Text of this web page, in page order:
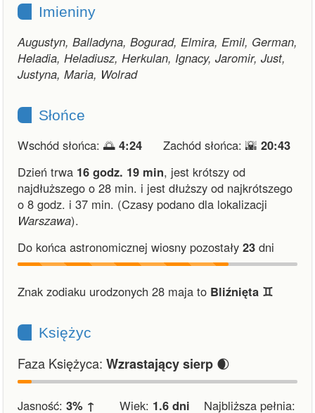
Imieniny
Augustyn, Balladyna, Bogurad, Elmira, Emil, German,
Heladia, Heladiusz, Herkulan, Ignacy, Jaromir, Just,
Justyna, Maria, Wolrad
Słońce
Wschód słońca: 🌅 4:24 Zachód słońca: 🌇 20:43
Dzień trwa 16 godz. 19 min, jest krótszy od
najdłuższego o 28 min. i jest dłuższy od najkrótszego
o 8 godz. i 37 min. (Czasy podano dla lokalizacji
Warszawa).
Do końca astronomicznej wiosny pozostały 23 dni
Znak zodiaku urodzonych 28 maja to Bliźnięta ♊︎
Księżyc
Faza Księżyca: Wzrastający sierp 🌒
Jasność: 3% ↑ Wiek: 1.6 dni Najbliższa pełnia: